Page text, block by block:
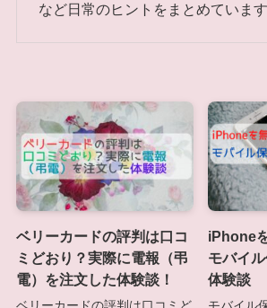
など日常のヒントをまとめています
ベリーカードの評判は口コ
ミどおり？実際に電報（弔
電）を注文した体験談！
iPhone
モバイ
体験談